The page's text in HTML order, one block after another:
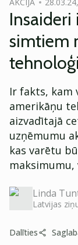
Insaideri
simtiem
Ir fakts, kam
amerikāņu
aizvadītajā
uzņēmumu
kas varētu
maksimumu,
Linda
Latvijas
Dalīties